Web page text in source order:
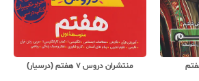
کاپ راهنمای دروس گام به گام 7 هفتم